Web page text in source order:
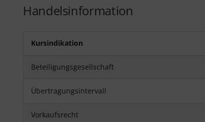
Handelsinformation
Kursindikation
Beteiligungsgesellschaft
Übertragungsintervall
Vorkaufsrecht